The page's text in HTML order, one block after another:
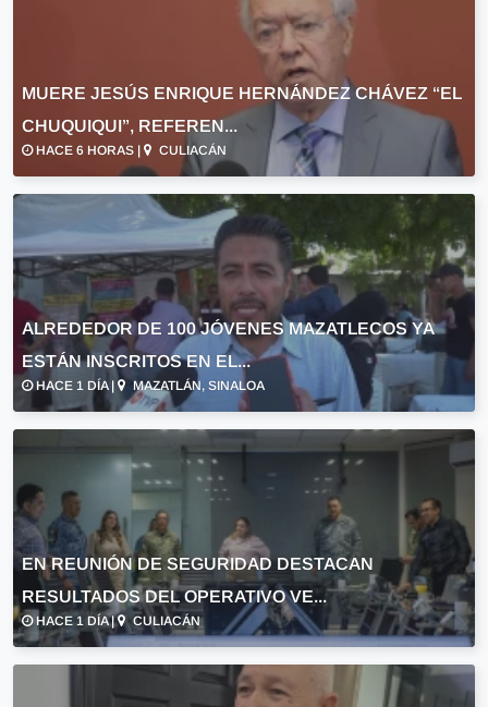
MUERE JESÚS ENRIQUE HERNÁNDEZ CHÁVEZ “EL
CHUQUIQUI”, REFEREN...
HACE 6 HORAS | CULIACÁN
ALREDEDOR DE 100 JÓVENES MAZATLECOS YA
ESTÁN INSCRITOS EN EL...
HACE 1 DÍA | MAZATLÁN, SINALOA
EN REUNIÓN DE SEGURIDAD DESTACAN
RESULTADOS DEL OPERATIVO VE...
HACE 1 DÍA | CULIACÁN